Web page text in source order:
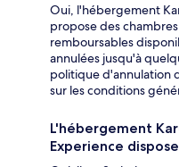
Oui, l'hébergement
propose des
remboursables
annulées jusqu'à
politique d'annulation
sur les conditions
L'hébergement
Experience